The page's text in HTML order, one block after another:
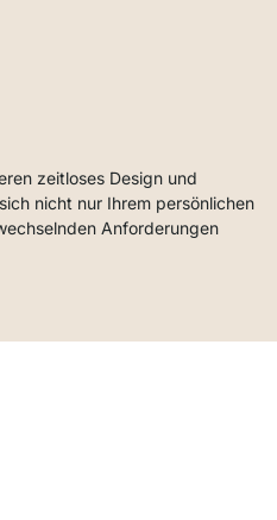
zeitloses Design und
nicht nur Ihrem persönlichen
Anforderungen